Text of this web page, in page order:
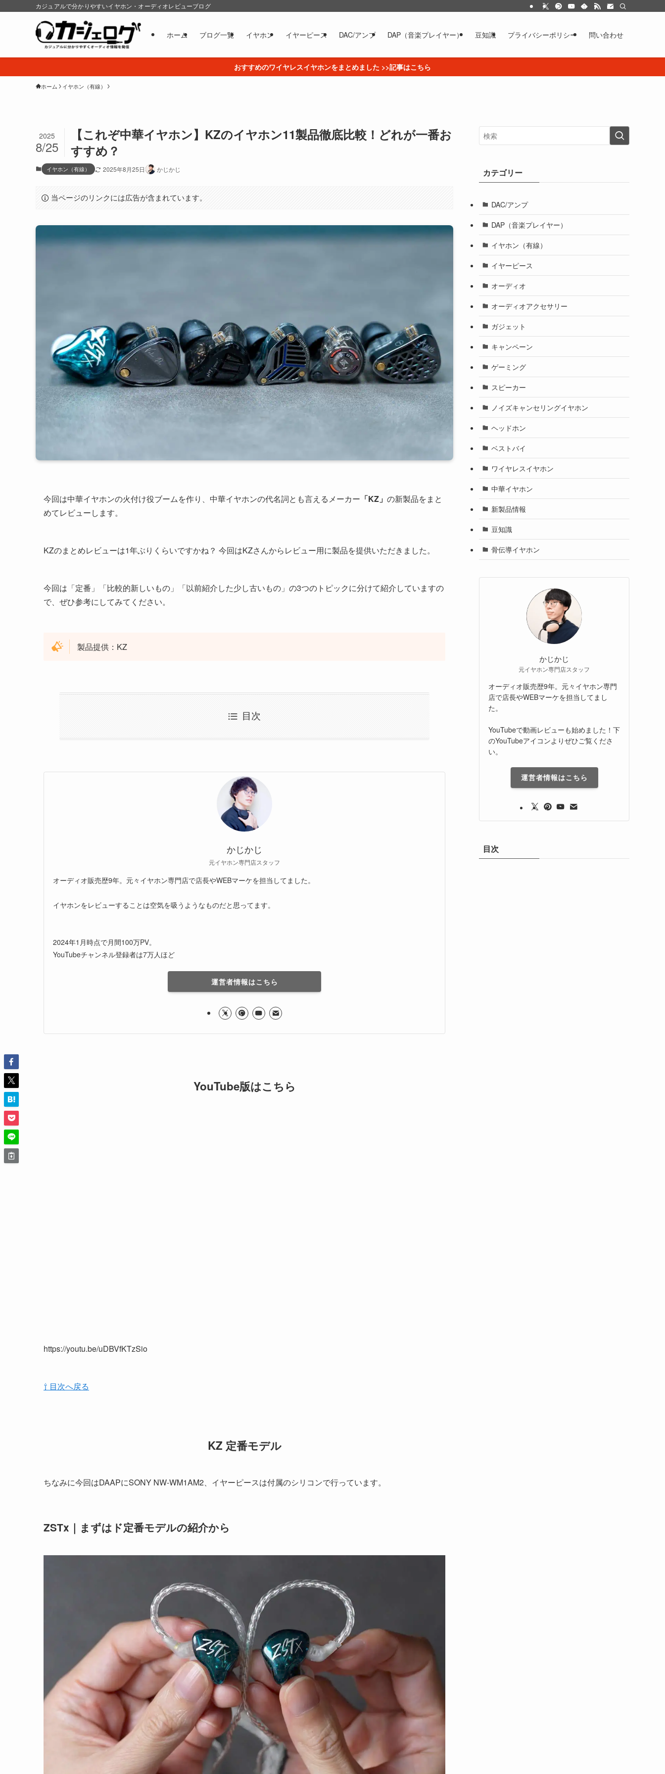
カジュアルで分かりやすいイヤホン・オーディオレビューブログ
ホーム ブログ一覧 イヤホン イヤーピース DAC/アンプ DAP（音楽プレイヤー） 豆知識 プライバシーポリシー 問い合わせ
おすすめのワイヤレスイヤホンをまとめました >>記事はこちら
ホーム イヤホン（有線）
【これぞ中華イヤホン】KZのイヤホン11製品徹底比較！どれが一番お
すすめ？
2025
8/25
イヤホン（有線） 2025年8月25日 かじかじ
当ページのリンクには広告が含まれています。
今回は中華イヤホンの火付け役ブームを作り、中華イヤホンの代名詞とも言えるメーカー 「KZ」 の新製品をまと
めてレビューします。
KZのまとめレビューは1年ぶりくらいですかね？ 今回はKZさんからレビュー用に製品を提供いただきました。
今回は「定番」「比較的新しいもの」「以前紹介した少し古いもの」の3つのトピックに分けて紹介していますの
で、ぜひ参考にしてみてください。
製品提供：KZ
目次
かじかじ
元イヤホン専門店スタッフ
オーディオ販売歴9年。元々イヤホン専門店で店長やWEBマーケを担当してました。
イヤホンをレビューすることは空気を吸うようなものだと思ってます。
2024年1月時点で月間100万PV。
YouTubeチャンネル登録者は7万人ほど
運営者情報はこちら
YouTube版はこちら
https://youtu.be/uDBVfKTzSio
⇧ 目次へ戻る
KZ 定番モデル
ちなみに今回はDAAPにSONY NW-WM1AM2、イヤーピースは付属のシリコンで行っています。
ZSTx｜まずはド定番モデルの紹介から
カテゴリー
DAC/アンプ
DAP（音楽プレイヤー）
イヤホン（有線）
イヤーピース
オーディオ
オーディオアクセサリー
ガジェット
キャンペーン
ゲーミング
スピーカー
ノイズキャンセリングイヤホン
ヘッドホン
ベストバイ
ワイヤレスイヤホン
中華イヤホン
新製品情報
豆知識
骨伝導イヤホン
かじかじ
元イヤホン専門店スタッフ
オーディオ販売歴9年。元々イヤホン専門
店で店長やWEBマーケを担当してまし
た。
YouTubeで動画レビューも始めました！下
のYouTubeアイコンよりぜひご覧くださ
い。
運営者情報はこちら
目次